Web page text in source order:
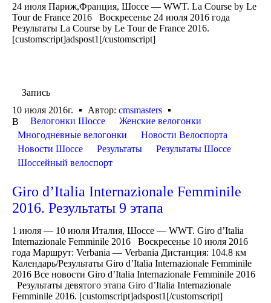
24 июля Париж,Франция, Шоссе — WWT. La Course by Le
Tour de France 2016 Воскресенье 24 июля 2016 года
Результаты La Course by Le Tour de France 2016.
[customscript]adspost1[/customscript]
Запись
10 июля 2016г.
Автор: cmsmasters
В
Велогонки Шоссе
Женские велогонки
Многодневные велогонки
Новости Велоспорта
Новости Шоссе
Результаты
Результаты Шоссе
Шоссейный велоспорт
Giro d’Italia Internazionale Femminile
2016. Результаты 9 этапа
1 июля — 10 июля Италия, Шоссе — WWT. Giro d’Italia
Internazionale Femminile 2016 Воскресенье 10 июля 2016
года Маршрут: Verbania — Verbania Дистанция: 104.8 км
Календарь/Результаты Giro d’Italia Internazionale Femminile
2016 Все новости Giro d’Italia Internazionale Femminile 2016
Результаты девятого этапа Giro d’Italia Internazionale
Femminile 2016. [customscript]adspost1[/customscript]